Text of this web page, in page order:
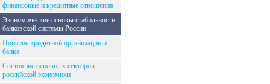
финансовые и кредитные отношения
Экономические основы стабильности
банковской системы России
Понятие кридитной организации и
банка
Состояние основных секторов
российской экономики